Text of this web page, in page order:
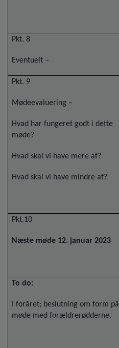
Pkt. 8
Eventuelt –
Pkt. 9
Mødeevaluering –
Hvad har fungeret godt i dette
møde?
Hvad skal vi have mere af?
Hvad skal vi have mindre af?
Pkt.10
Næste møde 12. januar 2023
To do:
I foråret; beslutning om form på
møde med forældrerødderne.